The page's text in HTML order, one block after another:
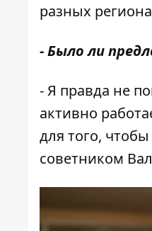
разных
- Было ли
- Я правда не
активно
для того,
советником